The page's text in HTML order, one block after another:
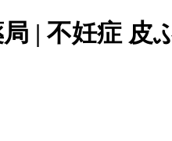
| 不妊症